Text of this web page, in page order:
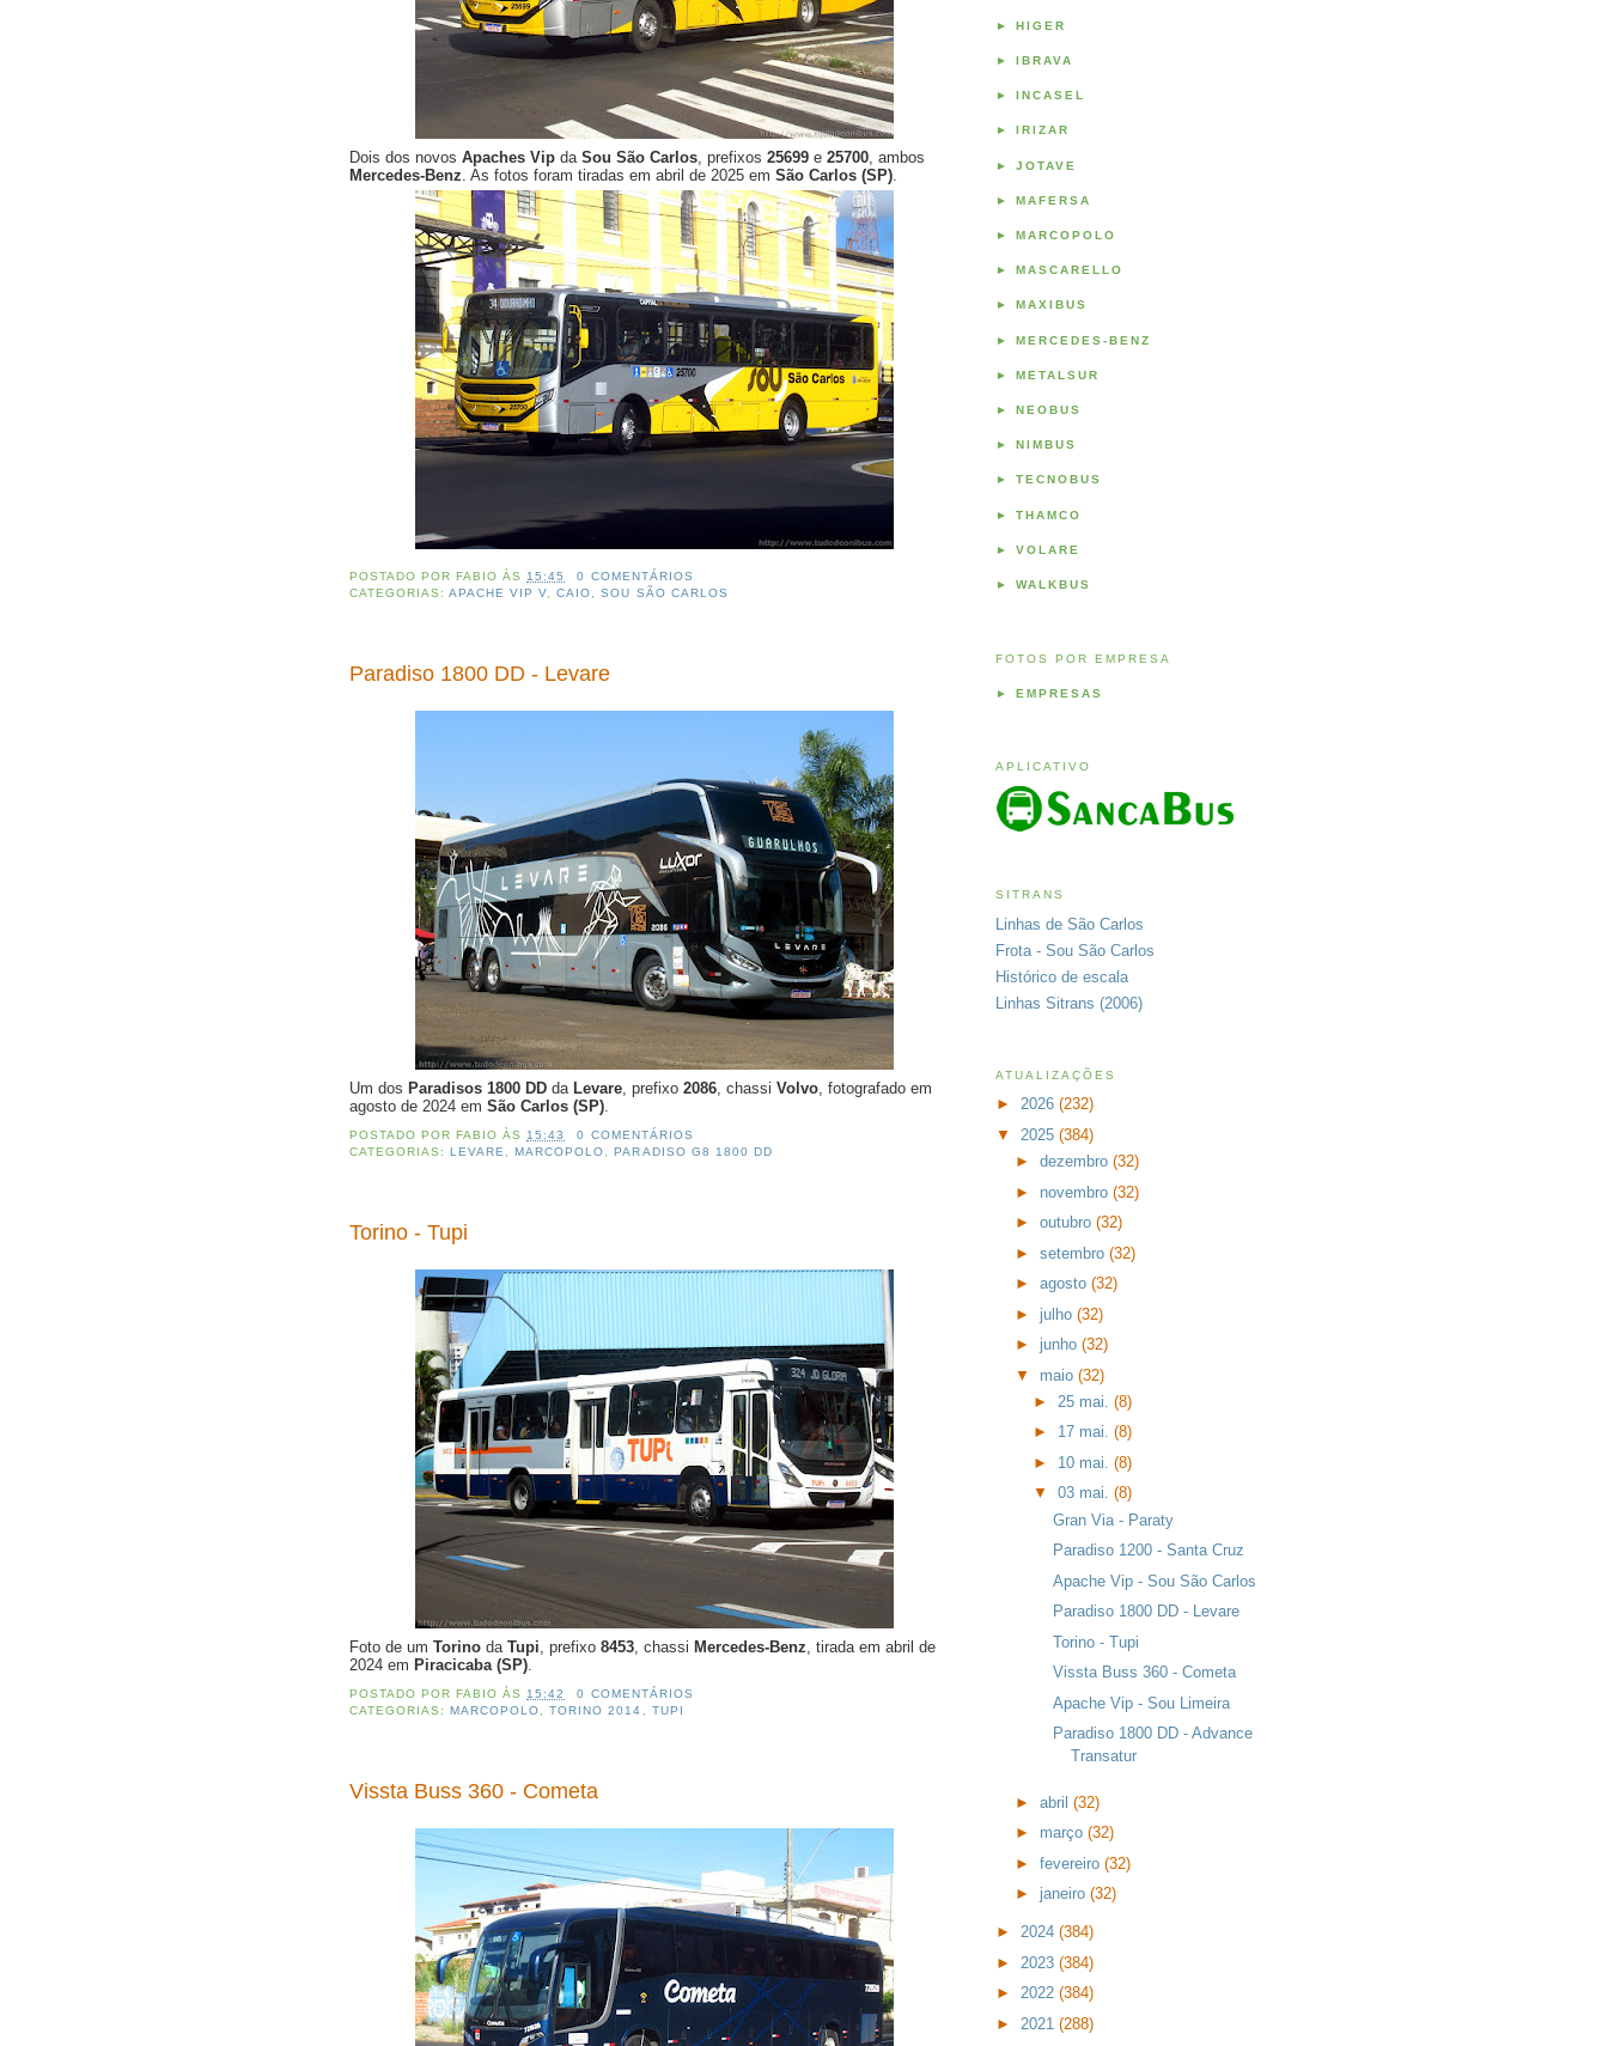
Dois dos novos Apaches Vip da Sou São Carlos, prefixos 25699 e 25700, ambos
Mercedes-Benz. As fotos foram tiradas em abril de 2025 em São Carlos (SP).
POSTADO PORFABIO ÀS 15:45
0 COMENTÁRIOS
CATEGORIAS:APACHE VIP V ,CAIO ,SOU SÃO CARLOS
Paradiso 1800 DD - Levare
Um dos Paradisos 1800 DD da Levare, prefixo 2086, chassi Volvo, fotografado em
agosto de 2024 em São Carlos (SP).
POSTADO PORFABIO ÀS 15:43
0 COMENTÁRIOS
CATEGORIAS:LEVARE ,MARCOPOLO ,PARADISO G8 1800 DD
Torino - Tupi
Foto de um Torino da Tupi, prefixo 8453, chassi Mercedes-Benz, tirada em abril de
2024 em Piracicaba (SP).
POSTADO PORFABIO ÀS 15:42
0 COMENTÁRIOS
CATEGORIAS:MARCOPOLO ,TORINO 2014 TUPI
Vissta Buss 360 - Cometa
► HIGER
► IBRAVA
► INCASEL
► IRIZAR
► JOTAVE
► MAFERSA
► MARCOPOLO
► MASCARELLO
► MAXIBUS
► MERCEDES-BENZ
► METALSUR
► NEOBUS
► NIMBUS
► TECNOBUS
► THAMCO
► VOLARE
► WALKBUS
FOTOS POR EMPRESA
► EMPRESAS
APLICATIVO
SITRANS
Linhas de São Carlos
Frota - Sou São Carlos
Histórico de escala
Linhas Sitrans (2006)
ATUALIZAÇÕES
► 2026 (232)
▼ 2025 (384)
► dezembro (32)
► novembro (32)
► outubro (32)
► setembro (32)
► agosto (32)
► julho (32)
► junho (32)
▼ maio (32)
► 25 mai.(8)
► 17 mai.(8)
► 10 mai.(8)
▼03 mai.(8)
Gran Via - Paraty
Paradiso 1200 - Santa Cruz
Apache Vip - Sou São Carlos
Paradiso 1800 DD - Levare
Torino - Tupi
Vissta Buss 360 - Cometa
Apache Vip - Sou Limeira
Paradiso 1800 DD - Advance
Transatur
► abril (32)
► março (32)
► fevereiro (32)
► janeiro (32)
► 2024 (384)
► 2023 (384)
► 2022 (384)
► 2021 (288)